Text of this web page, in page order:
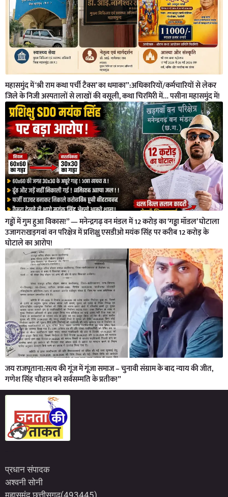
महासमुंद में ‘श्री राम कथा पर्ची टैक्स’ का धमाका”:अधिकारियों/कर्मचारियों से लेकर
जिले के निजी अस्पतालों से लाखों की वसूली, कथा चिरमिरी में… पसीना महासमुंद में!
गड्ढों में गुम हुआ विकास!” — मनेन्द्रगढ़ वन मंडल में 12 करोड़ का ‘गड्ढा मॉडल’ घोटाला
उजागर!खड़गवां वन परिक्षेत्र में प्रशिक्षु एसडीओ मयंक सिंह पर करीब 12 करोड़ के
घोटाले का आरोप!
जय राजपूताना:सत्य की गूंज में गूंजा समाज – चुनावी संग्राम के बाद न्याय की जीत,
गणेश सिंह चौहान बने सर्वसम्मति के प्रतीक!”
प्रधान संपादक
अश्वनी सोनी
महासमुंद छत्तीसगढ़(493445)